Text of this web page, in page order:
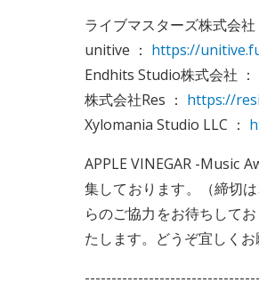
ライブマスターズ株式会社
unitive ： https://
Endhits Studio株式会社 ：
株式会社Res ： https://
Xylomania Studio LLC ：
APPLE VINEGAR -Music
集しております。（締切
らのご協力をお待ちして
たします。どうぞ宜しくお
---------------------------------